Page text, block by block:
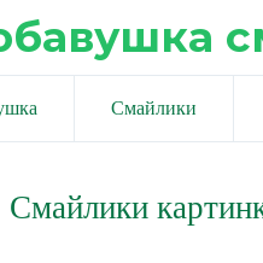
Смайлики
Смайлики